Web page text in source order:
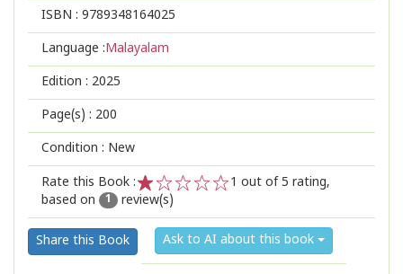
ISBN : 9789348164025
Language :Malayalam
Edition : 2025
Page(s) : 200
Condition : New
Rate this Book :
2
1
1 out of 5 rating,
based on
1 review(s)
Share this Book Ask to AI about this book